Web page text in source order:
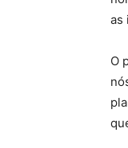
as
O